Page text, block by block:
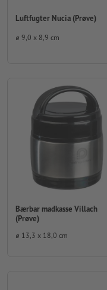
Luftfugter Nucia (Prøve)
⌀ 9,0 x 8,9 cm
Bærbar madkasse Villach
(Prøve)
⌀ 13,3 x 18,0 cm